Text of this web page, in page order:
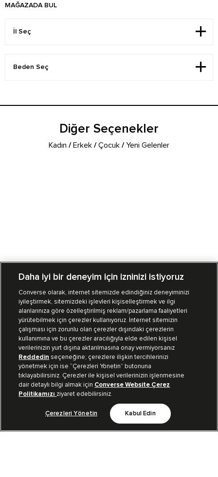
MAĞAZADA BUL
Diğer Seçenekler
Kadın /Erkek /Çocuk /Yeni Gelenler
Mağazalarımız Sipariş Takibi
Müşteri İlişkileri
Koleksiyon
Kurumsal
Bizi Takip Et
Daha iyi bir deneyim için izninizi istiyoruz
Converse olarak, internet sitemizde edindiğiniz deneyiminizi
iyileştirmek, sitemizdeki işlevleri kişiselleştirmek ve ilgi
alanlarınıza göre özelleştirilmiş reklam/pazarlama faaliyetleri
yürütebilmek için çerezler kullanıyoruz. İnternet sitemizin
çalışması için zorunlu olan çerezler dışındaki çerezlerin
kullanımına ve bu çerezler aracılığıyla elde edilen kişisel
verilerinizin yurt dışına aktarılmasına onay vermiyorsanız
Reddedin seçeneğine; çerezlere ilişkin tercihlerinizi
yönetmek için ise “Çerezleri Yönetin” butonuna
tıklayabilirsiniz. Çerezler ile kişisel verilerinizin işlenmesine
dair detaylı bilgi almak için Converse Website Çerez
Politikamızı ziyaret edebilirsiniz.
Çerezleri Yönetin Kabul Edin